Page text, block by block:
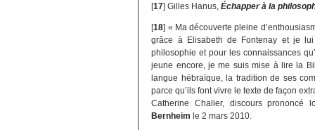
[17]Gilles Hanus,Échapper à la
[18] « Ma découverte pleine
grâce à Elisabeth de Fontenay et je
philosophie et pour les connaissances
jeune encore, je me suis mise à lire la
langue hébraïque, la tradition de ses
parce qu’ils font vivre le texte de façon
Catherine Chalier, discours
Bernheim le 2 mars 2010.